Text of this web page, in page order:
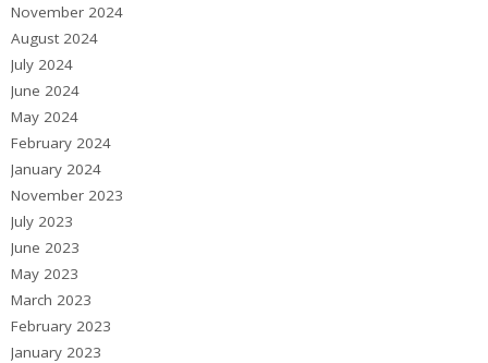
November 2024
August 2024
July 2024
June 2024
May 2024
February 2024
January 2024
November 2023
July 2023
June 2023
May 2023
March 2023
February 2023
January 2023